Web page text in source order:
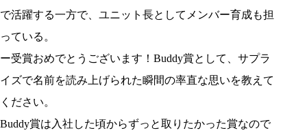
で活躍する一方で、ユニット長としてメンバー育成も担
っている。
ー受賞おめでとうございます！Buddy賞として、サプラ
イズで名前を読み上げられた瞬間の率直な思いを教えて
ください。
Buddy賞は入社した頃からずっと取りたかった賞なので